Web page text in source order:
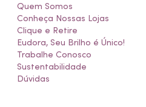
Quem Somos
Conheça Nossas Lojas
Clique e Retire
Eudora, Seu Brilho é Único!
Trabalhe Conosco
Sustentabilidade
Dúvidas